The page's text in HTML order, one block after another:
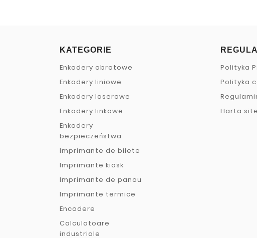
KATEGORIE
Enkodery obrotowe
Enkodery liniowe
Enkodery laserowe
Enkodery linkowe
Enkodery
bezpieczeństwa
Imprimante de bilete
Imprimante kiosk
Imprimante de panou
Imprimante termice
Encodere
Calculatoare
industriale
Polityka
Polityka
Harta